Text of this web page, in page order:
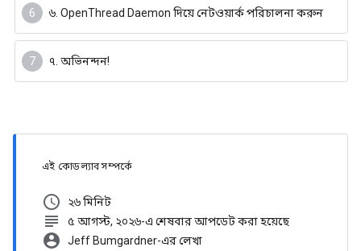
৬. OpenThread Daemon দিয়ে নেটওয়ার্ক পরিচালনা করুন
৭. অভিনন্দন!
এই কোডল্যাব সম্পর্কে
schedule ২৬ মিনিট
subject ৫ আগস্ট, ২০২৬-এ শেষবার আপডেট করা হয়েছে
account_circle Jeff Bumgardner-এর লেখা